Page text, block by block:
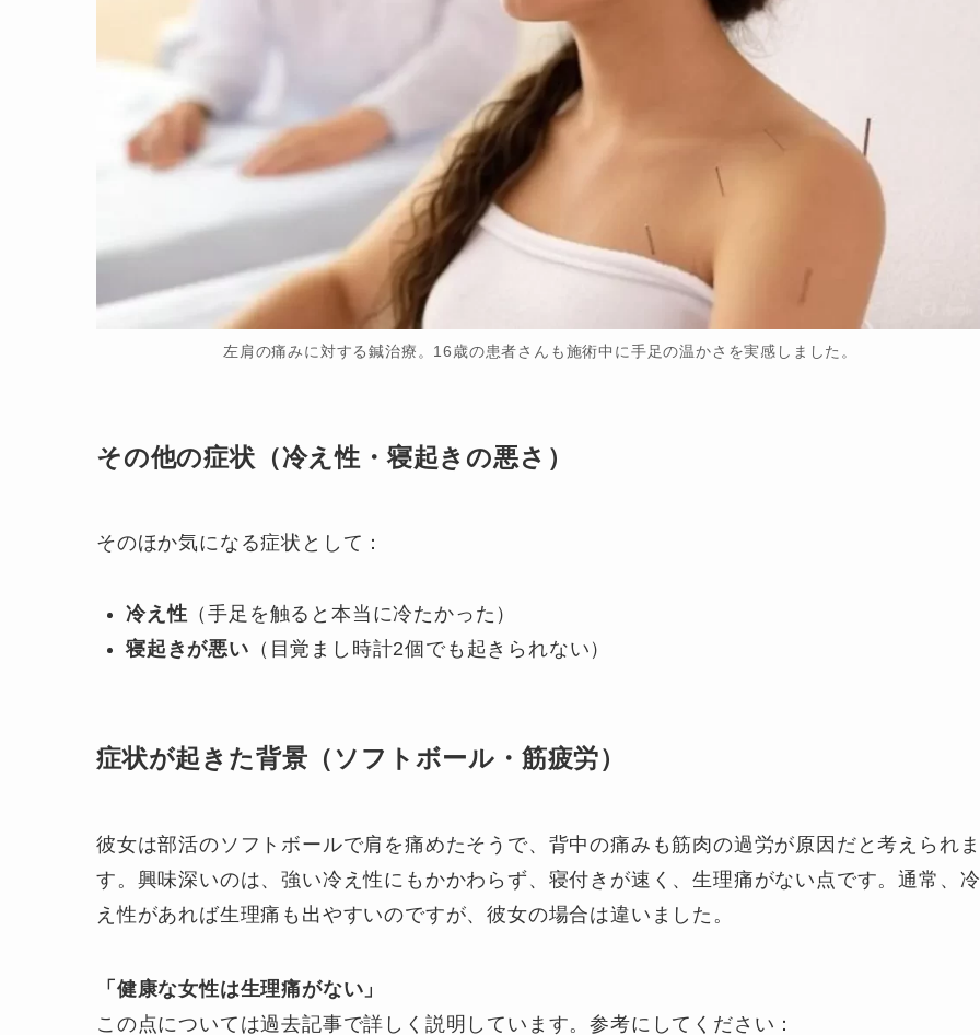
左肩の痛みに対する鍼治療。16歳の患者さんも施術中に手足の温かさを実感しました。
その他の症状（冷え性・寝起きの悪さ）
そのほか気になる症状として：
冷え性 （手足を触ると本当に冷たかった）
寝起きが悪い （目覚まし時計2個でも起きられない）
症状が起きた背景（ソフトボール・筋疲労）
彼女は部活のソフトボールで肩を痛めたそうで、背中の痛みも筋肉の過労が原因だと考えられま
す。興味深いのは、強い冷え性にもかかわらず、寝付きが速く、生理痛がない点です。通常、冷
え性があれば生理痛も出やすいのですが、彼女の場合は違いました。
「健康な女性は生理痛がない」
この点については過去記事で詳しく説明しています。参考にしてください：